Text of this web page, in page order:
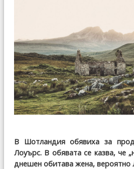
В Шотландия обявиха за
Лоуърс. В обявата се казва, че
днешен обитава жена, вероятно